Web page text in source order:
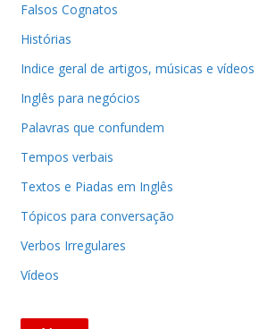
Falsos Cognatos
Histórias
Indice geral de artigos, músicas e vídeos
Inglês para negócios
Palavras que confundem
Tempos verbais
Textos e Piadas em Inglês
Tópicos para conversação
Verbos Irregulares
Vídeos